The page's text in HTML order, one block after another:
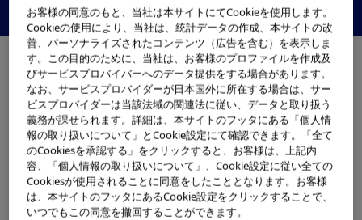
ス）
お客様の同意のもと、当社は本サイトにてCookieを使用します。
Cookieの使用により、当社は、統計データの作成、本サイトの改
善、パーソナライズされたコンテンツ（広告を含む）を表示しま
す。この目的のために、当社は、お客様のプロファイルを作成及
びサービスプロバイバーへのデータ提供をする場合があります。
なお、サービスプロバイダーが日本国外に所在する場合は、サー
ビスプロバイダーは当該法域の関連法に従い、データと取り扱う
義務が課せられます。詳細は、本サイトのフッタにある「個人情
報の取り扱いについて」とCookie設定にて確認できます。「全て
のCookiesを承認する」をクリックすると、お客様は、上記内
容、「個人情報の取り扱いについて」、Cookie設定に従い全ての
Cookiesが使用されることに同意をしたこととなります。お客様
は、本サイトのフッタにあるCookie設定をクリックすることで、
いつでもこの同意を撤回することができます。